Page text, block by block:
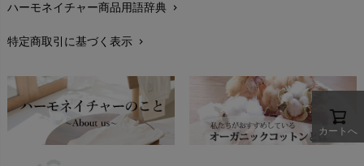
カートへ
レビューを書こうchevron_right
返品交換chevron_right
FAXでのご注文
お問い合わせchevron_right
ハーモネイチャー商品用語辞典 chevron_right
特定商取引に基づく表示 chevron_right